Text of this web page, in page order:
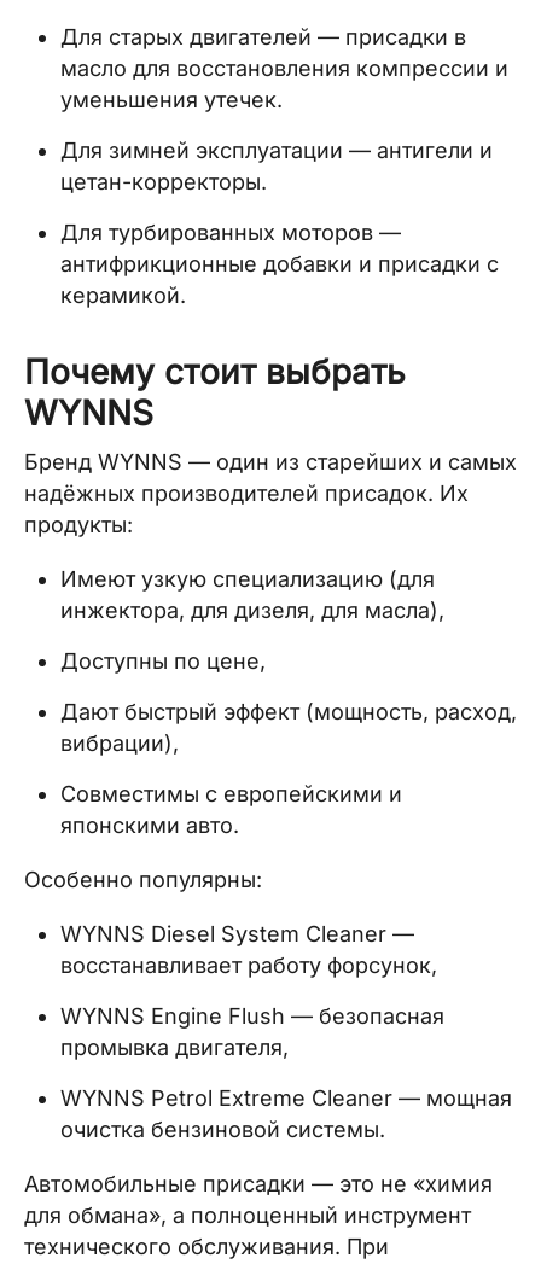
Для старых двигателей — присадки в
масло для восстановления компрессии и
уменьшения утечек.
Для зимней эксплуатации — антигели и
цетан-корректоры.
Для турбированных моторов —
антифрикционные добавки и присадки с
керамикой.
Почему стоит выбрать
WYNNS
Бренд WYNNS — один из старейших и самых
надёжных производителей присадок. Их
продукты:
Имеют узкую специализацию (для
инжектора, для дизеля, для масла),
Доступны по цене,
Дают быстрый эффект (мощность, расход,
вибрации),
Совместимы с европейскими и
японскими авто.
Особенно популярны:
WYNNS Diesel System Cleaner —
восстанавливает работу форсунок,
WYNNS Engine Flush — безопасная
промывка двигателя,
WYNNS Petrol Extreme Cleaner — мощная
очистка бензиновой системы.
Автомобильные присадки — это не «химия
для обмана», а полноценный инструмент
технического обслуживания. При